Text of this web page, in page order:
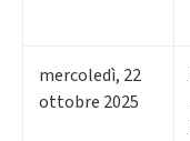
mercoledì, 22
ottobre 2025